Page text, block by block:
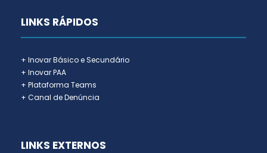
LINKS RÁPIDOS
+ Inovar Básico e Secundário
+ Inovar PAA
+ Plataforma Teams
+ Canal de Denúncia
LINKS EXTERNOS